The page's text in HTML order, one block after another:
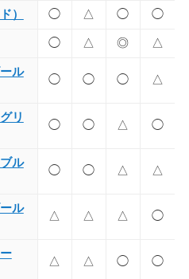
） ◯ △ ◯ ◯
◯ △ ◎ △
ル
◯ ◯ ◯ △
リ
◯ ◯ △ ◯
ル
◯ ◯ △ △
ル
△ △ △ ◯
△ △ ◯ ◯